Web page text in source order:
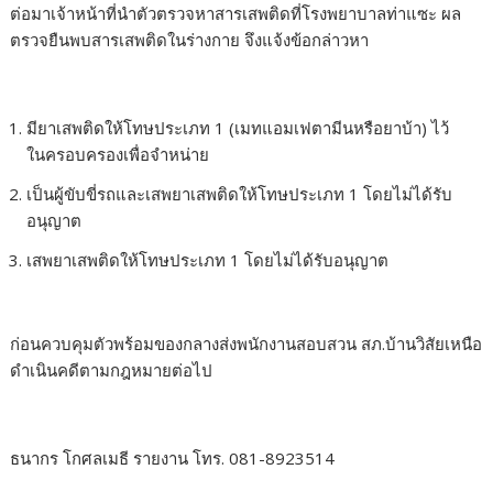
ต่อมาเจ้าหน้าที่นำตัวตรวจหาสารเสพติดที่โรงพยาบาลท่าแซะ ผล
ตรวจยืนพบสารเสพติดในร่างกาย จึงแจ้งข้อกล่าวหา
มียาเสพติดให้โทษประเภท 1 (เมทแอมเฟตามีนหรือยาบ้า) ไว้
ในครอบครองเพื่อจำหน่าย
เป็นผู้ขับขี่รถและเสพยาเสพติดให้โทษประเภท 1 โดยไม่ได้รับ
อนุญาต
เสพยาเสพติดให้โทษประเภท 1 โดยไม่ได้รับอนุญาต
ก่อนควบคุมตัวพร้อมของกลางส่งพนักงานสอบสวน สภ.บ้านวิสัยเหนือ
ดำเนินคดีตามกฎหมายต่อไป
ธนากร โกศลเมธี รายงาน โทร. 081-8923514